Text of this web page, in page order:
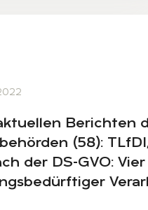
Be­rich­ten
(58):
der DS-GVO: